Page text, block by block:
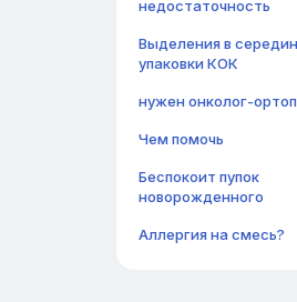
недостаточность
Выделения в
упаковки КОК
нужен онколог-
Чем помочь
Беспокоит пупок
новорожденного
Аллергия на смесь?